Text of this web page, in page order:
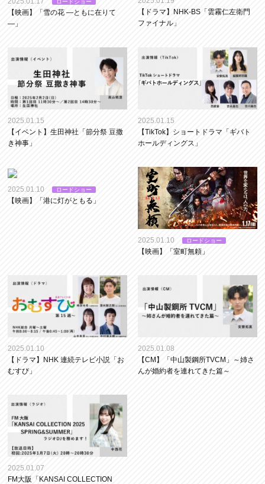
ロードショー
【映画】「雪の花 —ともに在りて
―」
【ドラマ】NHK-BS「雲霧仁左衛門
ファイナル」
2025.01.15
【イベント】生田神社「節分祭 豆撒
き神事」
2025.01.15
【TikTok】ショートドラマ「ギバト
ホールディングス」
2025.01.10 ロードショー
【映画】「港に灯がともる」
2025.01.10 ロードショー
【映画】「室町無頼」
2025.01.10
【ドラマ】NHK 連続テレビ小説「お
むすび」
2025.01.08
【CM】「中山製鋼所TVCM」～姉さ
んが婚約者を連れてきた篇～
2025.01.07
FM大阪「KANSAI COLLECTION